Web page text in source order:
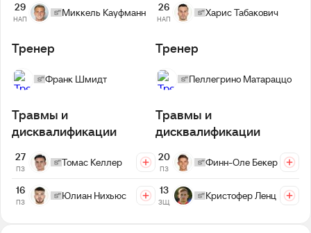
29
НАП
Миккель Кауфманн 26
НАП
Харис Табакович
Тренер
Франк Шмидт
Тренер
Пеллегрино Матараццо
Травмы и
дисквалификации
27
ПЗ
Томас Келлер
16
ПЗ
Юлиан Нихьюс
Травмы и
дисквалификации
20
ПЗ
Финн-Оле Бекер
13
ЗЩ
Кристофер Ленц